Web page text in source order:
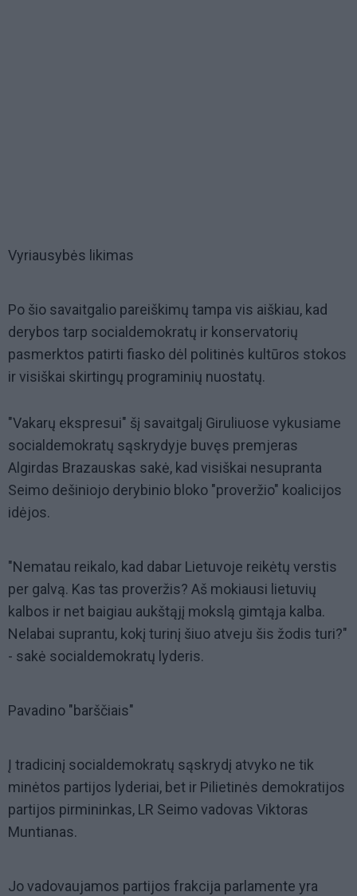
Vyriausybės likimas
Po šio savaitgalio pareiškimų tampa vis aiškiau, kad
derybos tarp socialdemokratų ir konservatorių
pasmerktos patirti fiasko dėl politinės kultūros stokos
ir visiškai skirtingų programinių nuostatų.
"Vakarų ekspresui" šį savaitgalį Giruliuose vykusiame
socialdemokratų sąskrydyje buvęs premjeras
Algirdas Brazauskas sakė, kad visiškai nesupranta
Seimo dešiniojo derybinio bloko "proveržio" koalicijos
idėjos.
"Nematau reikalo, kad dabar Lietuvoje reikėtų verstis
per galvą. Kas tas proveržis? Aš mokiausi lietuvių
kalbos ir net baigiau aukštąjį mokslą gimtąja kalba.
Nelabai suprantu, kokį turinį šiuo atveju šis žodis turi?"
- sakė socialdemokratų lyderis.
Pavadino "barščiais"
Į tradicinį socialdemokratų sąskrydį atvyko ne tik
minėtos partijos lyderiai, bet ir Pilietinės demokratijos
partijos pirmininkas, LR Seimo vadovas Viktoras
Muntianas.
Jo vadovaujamos partijos frakcija parlamente yra